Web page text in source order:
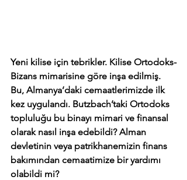
Yeni kilise için tebrikler. Kilise Ortodoks-
Bizans mimarisine göre inşa edilmiş.
Bu, Almanya’daki cemaatlerimizde ilk
kez uygulandı. Butzbach’taki Ortodoks
topluluğu bu binayı mimari ve finansal
olarak nasıl inşa edebildi? Alman
devletinin veya patrikhanemizin finans
bakımından cemaatimize bir yardımı
olabildi mi?